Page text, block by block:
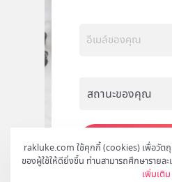
rakluke.com ใช้คุกกี้ (cookies) เพื่อวัต
ของผู้ใช้ให้ดียิ่งขึ้น ท่านสามารถศึกษารายละ
เพิ่มเติม
สมัคร